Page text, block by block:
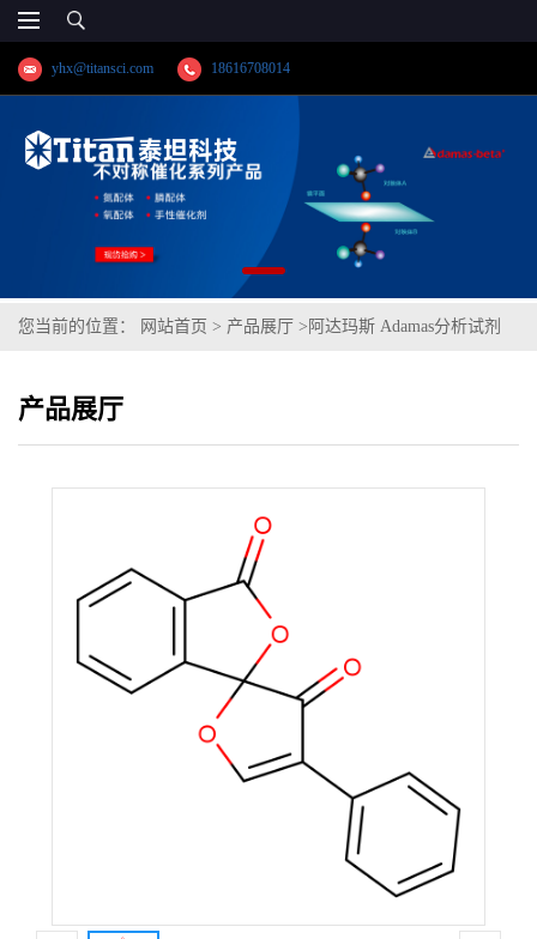
yhx@titansci.com 18616708014
您当前的位置： 网站首页 > 产品展厅 > 阿达玛斯 Adamas分析试剂
产品展厅